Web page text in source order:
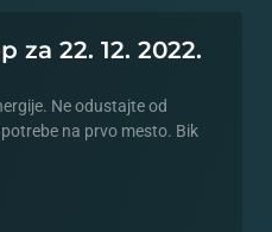
za 22. 12. 2022.
Ne odustajte od
na prvo mesto. Bik